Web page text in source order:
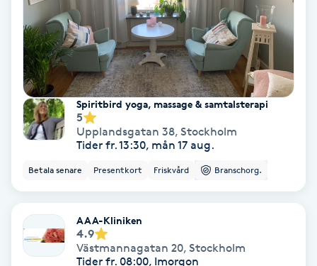
Käkledsbehandling
Kärlbehandling
Laserbehandling
Lashlift Keratin
Liktornar
Spiritbird yoga, massage & samtalsterapi
5
Upplandsgatan 38, Stockholm
Tider fr. 13:30, mån 17 aug.
Betala senare Presentkort Friskvård Branschorg.
AAA-Kliniken
4.9
Västmannagatan 20, Stockholm
Tider fr. 08:00, Imorgon